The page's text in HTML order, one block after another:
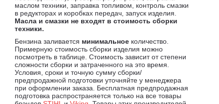
маслом техники, заправка топливом, контроль смазки
в редукторах и коробках передач, запуск изделия.
Масла и смазки не входят в стоимость сборки
техники.
Бензина заливается минимальное количество.
Примерную стоимость сборки изделия можно
посмотреть в таблице. Стоимость зависит от степени
сложности сборки и затраченного на это время.
Условия, сроки и точную сумму сборки/
предпродажной подготовки уточняйте у менеджера
при оформлении заказа. Бесплатная предпродажная
подготовка распространяется только на все товары